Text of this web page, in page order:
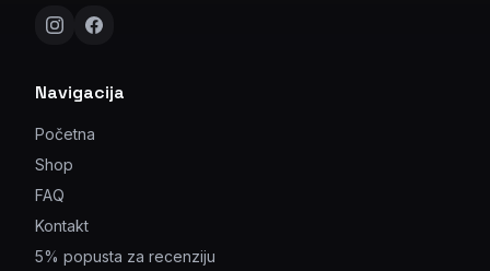
Navigacija
Početna
Shop
FAQ
Kontakt
5% popusta za recenziju